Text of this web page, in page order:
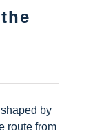
by
route from